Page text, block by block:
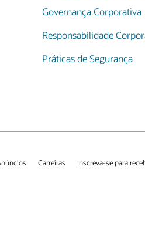
Governança Corporativa
Responsabilidade
Práticas de Segurança
Carreiras Inscreva-se para